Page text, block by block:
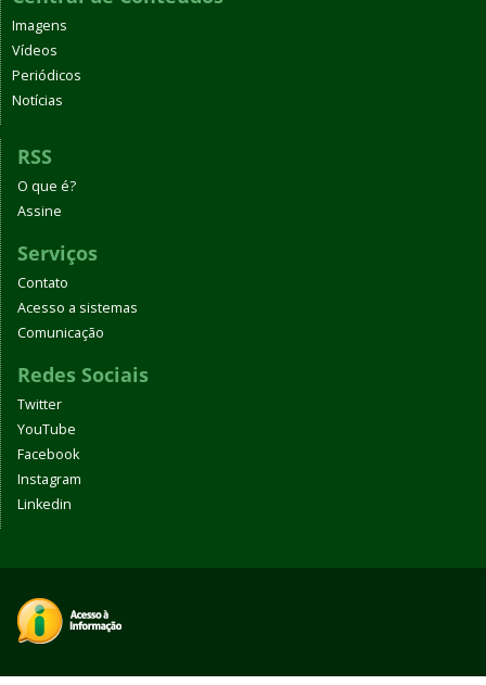
Imagens
Vídeos
Periódicos
Notícias
RSS
O que é?
Assine
Serviços
Contato
Acesso a sistemas
Comunicação
Redes Sociais
Twitter
YouTube
Facebook
Instagram
Linkedin